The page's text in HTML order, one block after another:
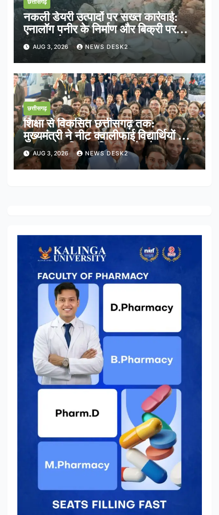
छत्तीसगढ़
नकली डेयरी उत्पादों पर सख्त कार्रवाई:
एनालॉग पनीर के निर्माण और बिक्री पर
तत्काल रोक
AUG 3, 2026 NEWS DESK2
छत्तीसगढ़
शिक्षा से विकसित छत्तीसगढ़ तक:
मुख्यमंत्री ने नीट क्वालीफाई विद्यार्थियों के
साथ साझा किया भविष्य का रोडमैप
AUG 3, 2026 NEWS DESK2